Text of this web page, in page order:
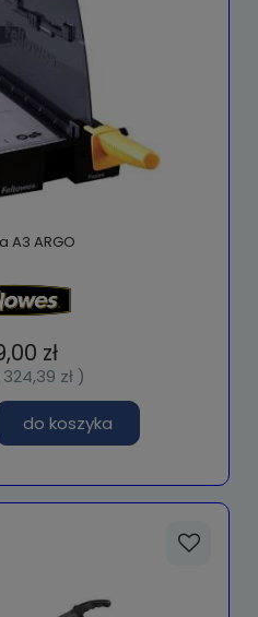
A3 ARGO
zł
324,39 zł )
do koszyka